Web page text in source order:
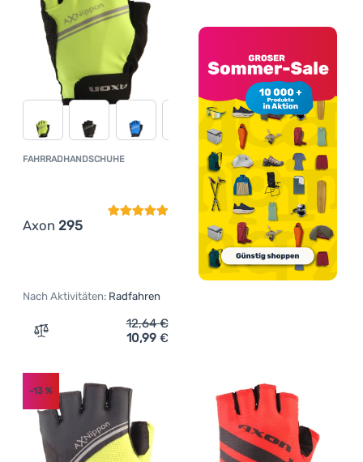
FAHRRADHANDSCHUHE
Axon 295
Kundenbewertung
Nach Aktivitäten: Radfahren
Zum Vergleich 'Fahrradhandschuhe Axon 295'
12,64€
10,99 €
-13 %